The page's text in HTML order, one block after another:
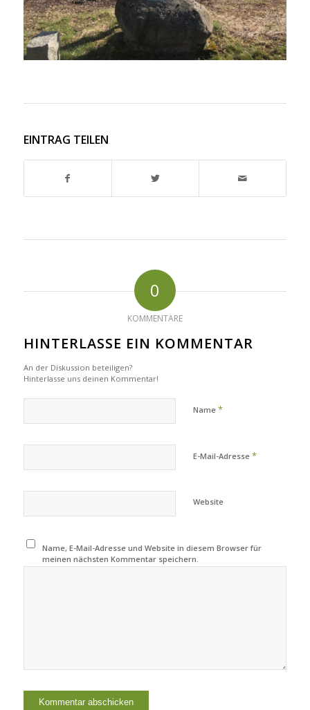
EINTRAG TEILEN
0
KOMMENTARE
HINTERLASSE EIN KOMMENTAR
An der Diskussion beteiligen?
Hinterlasse uns deinen Kommentar!
Name *
E-Mail-Adresse *
Website
Name, E-Mail-Adresse und Website in diesem Browser für
meinen nächsten Kommentar speichern.